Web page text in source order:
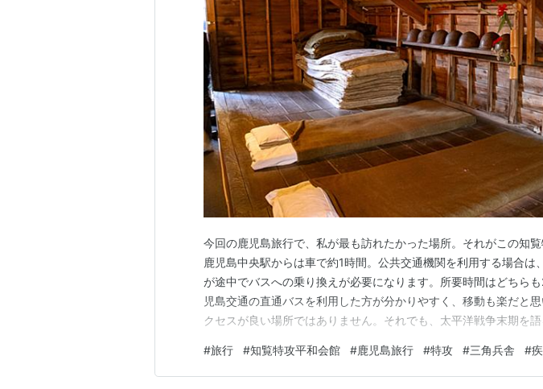
今回の鹿児島旅行で、私が最も訪れたかった場所。それがこの知覧
鹿児島中央駅からは車で約1時間。公共交通機関を利用する場合は
が途中でバスへの乗り換えが必要になります。所要時間はどちら
児島交通の直通バスを利用した方が分かりやすく、移動も楽だと
クセスが良い場所ではありません。それでも、太平洋戦争末期を
ありました。 知覧特攻平和会館 特攻勇士の像 一式戦闘機「隼」 第
の碑 慰霊の石灯籠 知覧教育隊・第40教育飛行…
#旅行 #知覧特攻平和会館 #鹿児島旅行 #特攻 #三角兵舎 #